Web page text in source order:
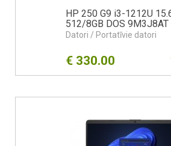
HP 250 G9 i3-1212U
512/8GB DOS 9M3J8AT
Datori / Portatīvie datori
€ 330.00